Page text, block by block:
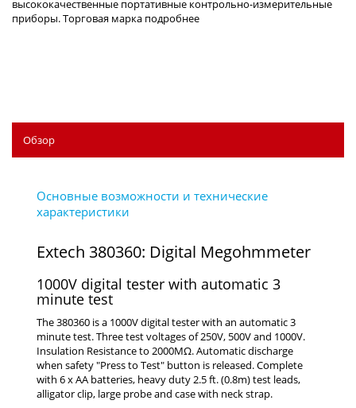
высококачественные портативные контрольно-измерительные
приборы. Торговая марка подробнее
Обзор
Extech 380360: Digital Megohmmeter
1000V digital tester with automatic 3
minute test
The 380360 is a 1000V digital tester with an automatic 3
minute test. Three test voltages of 250V, 500V and 1000V.
Insulation Resistance to 2000MΩ. Automatic discharge
when safety "Press to Test" button is released. Complete
with 6 x AA batteries, heavy duty 2.5 ft. (0.8m) test leads,
alligator clip, large probe and case with neck strap.